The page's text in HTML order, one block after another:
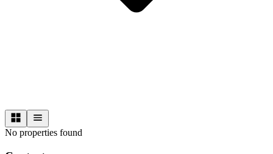
No properties found